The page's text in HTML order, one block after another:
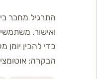
התרגיל מחבר
כדי להכין יומן
הבקרה: